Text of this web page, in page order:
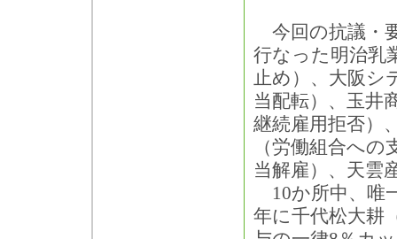
今回の抗議・
行なった明治乳
止め）、大阪シ
当配転）、玉井
継続雇用拒否）
（労働組合へ
当解雇）、天雲
10か所中、唯
年に千代松大耕